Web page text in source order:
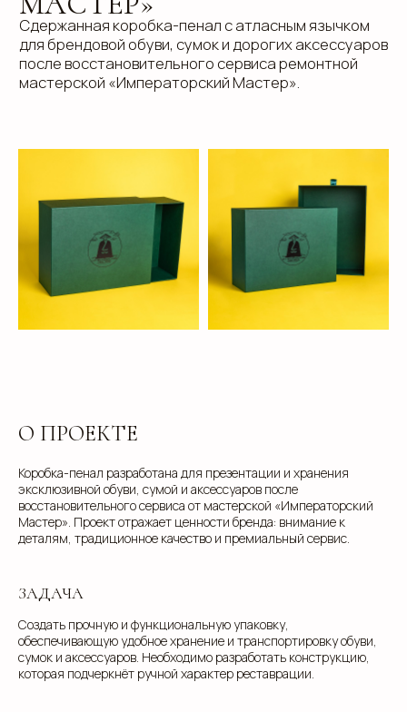
О ПРОЕКТЕ
Коробка-пенал разработана для презентации и хранения
эксклюзивной обуви, сумой и аксессуаров после
восстановительного сервиса от мастерской «Императорский
Мастер». Проект отражает ценности бренда: внимание к
деталям, традиционное качество и премиальный сервис.
ЗАДАЧА
Создать прочную и функциональную упаковку,
обеспечивающую удобное хранение и транспортировку обуви,
сумок и аксессуаров. Необходимо разработать конструкцию,
которая подчеркнёт ручной характер реставрации.